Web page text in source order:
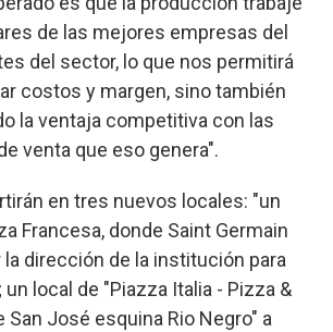
de las mejores empresas del
del sector, lo que nos permitirá
costos y margen, sino también
la ventaja competitiva con las
venta que eso genera".
en tres nuevos locales: "un
Francesa, donde Saint Germain
dirección de la institución para
local de "Piazza Italia - Pizza &
San José esquina Rio Negro" a